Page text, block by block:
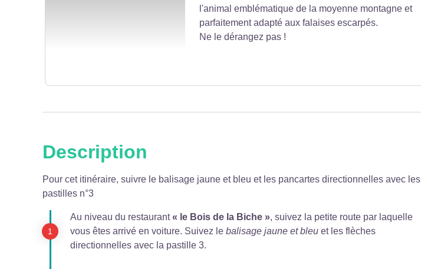
Voir l'image en plein écran
Voir l'image en plein écran
l'animal emblématique de la moyenne montagne et
parfaitement adapté aux falaises escarpés.
Ne le dérangez pas !
Description
Pour cet itinéraire, suivre le balisage jaune et bleu et les pancartes directionnelles avec les
pastilles n°3
Au niveau du restaurant« le Bois de la Biche », suivez la petite route par laquelle
vous êtes arrivé en voiture. Suivez le balisage jaune et bleu et les flèches
directionnelles avec la pastille 3.